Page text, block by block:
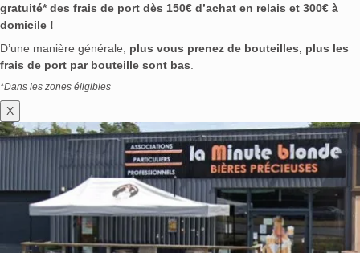
gratuité* des frais de port dès 150€ d’achat en relais et 300€ à
domicile !
D’une manière générale, plus vous prenez de bouteilles, plus les
frais de port par bouteille sont bas
*Dans les zones éligibles
X